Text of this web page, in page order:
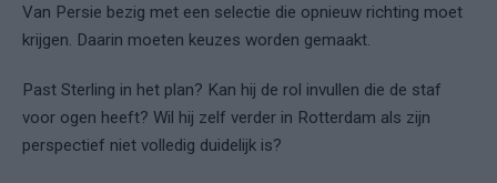
Van Persie bezig met een selectie die opnieuw richting moet
krijgen. Daarin moeten keuzes worden gemaakt.
Past Sterling in het plan? Kan hij de rol invullen die de staf
voor ogen heeft? Wil hij zelf verder in Rotterdam als zijn
perspectief niet volledig duidelijk is?